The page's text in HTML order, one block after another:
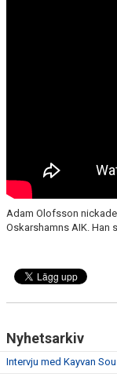
Adam Olofsson
Oskarshamns AIK. Han
Nyhetsarkiv
Intervju med Kayvan